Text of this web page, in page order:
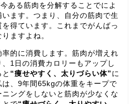
ある筋肉を分解することでによ
ます。つまり、自分の筋肉で生
得ています。これまでがんばっ
ますよね。
的に消費します。筋肉が増えれ
1日の消費カロリーもアップし
“痩せやすく、太りづらい体”に
、9年間65kgの体重をキープで
ングをしないと筋肉が少なくな